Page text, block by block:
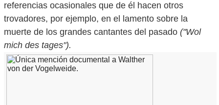
referencias ocasionales que de él hacen otros
trovadores, por ejemplo, en el lamento sobre la
muerte de los grandes cantantes del pasado ("Wol
mich des tages").